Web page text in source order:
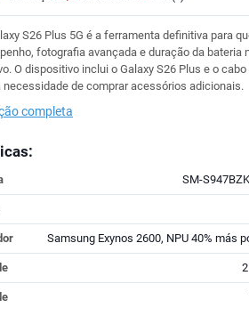
S26 Plus 5G é a ferramenta definitiva para
fotografia avançada e duração da bateria
O dispositivo inclui o Galaxy S26 Plus e o cabo
necessidade de comprar acessórios adicionais.
completa
SM-
Samsung Exynos 2600, NPU 40% más